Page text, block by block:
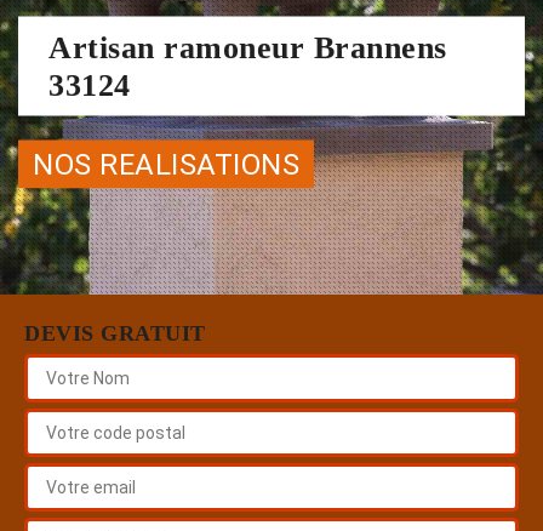
Artisan ramoneur Brannens
33124
NOS REALISATIONS
DEVIS GRATUIT